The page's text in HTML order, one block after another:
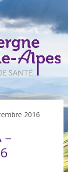
2016
–